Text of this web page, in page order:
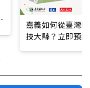
嘉義如何從臺灣
技大縣？立即預